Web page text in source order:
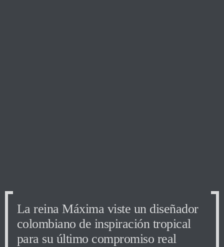
La reina Máxima viste un diseñador
colombiano de inspiración tropical
para su último compromiso real